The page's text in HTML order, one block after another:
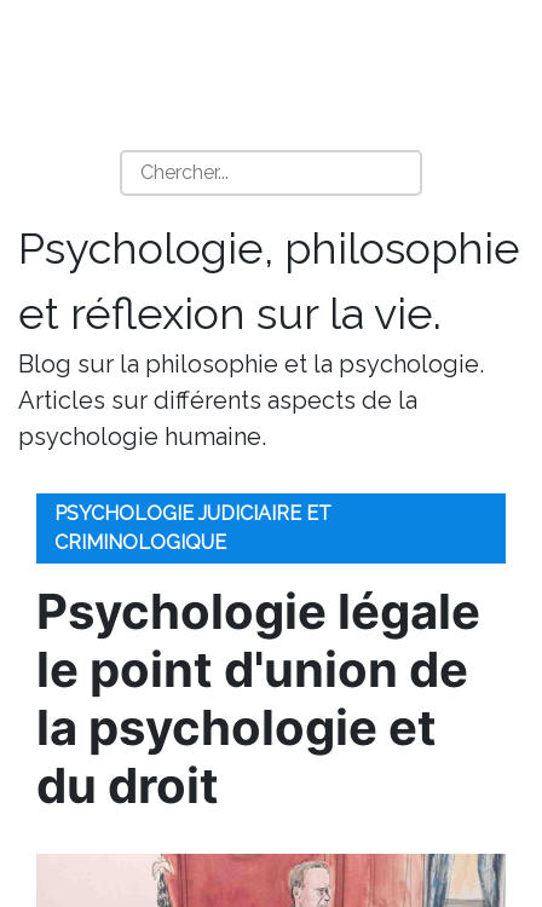
Psychologie, philosophie
et réflexion sur la vie.
Blog sur la philosophie et la psychologie.
Articles sur différents aspects de la
psychologie humaine.
PSYCHOLOGIE JUDICIAIRE ET
CRIMINOLOGIQUE
Psychologie légale
le point d'union de
la psychologie et
du droit